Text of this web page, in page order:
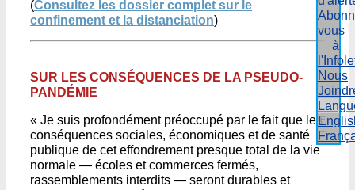
vous
à
Nous
(Consultez les dossier complet sur le
confinement et la distanciation)
SUR LES CONSÉQUENCES DE LA PSEUDO-
PANDÉMIE
« Je suis profondément préoccupé par le fait que les
conséquences sociales, économiques et de santé
publique de cet effondrement presque total de la vie
normale — écoles et commerces fermés,
rassemblements interdits — seront durables et